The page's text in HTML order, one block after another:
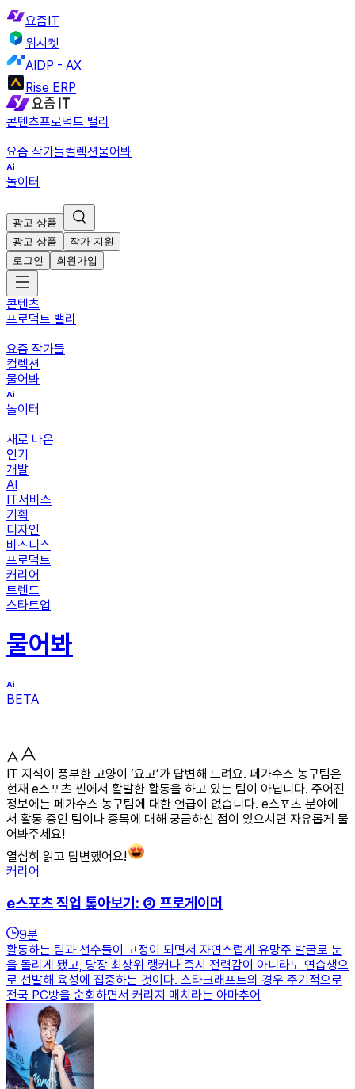
요즘IT
위시켓
AIDP - AX
Rise ERP
콘텐츠프로덕트 밸리
요즘 작가들컬렉션물어봐
놀이터
광고 상품
광고 상품
작가 지원
로그인
회원가입
콘텐츠
프로덕트 밸리
요즘 작가들
컬렉션
물어봐
놀이터
새로 나온
인기
개발
AI
IT서비스
기획
디자인
비즈니스
프로덕트
커리어
트렌드
스타트업
물어봐
BETA
IT 지식이 풍부한 고양이 ‘요고’가 답변해 드려요. 페가수스 농구팀은
현재 e스포츠 씬에서 활발한 활동을 하고 있는 팀이 아닙니다. 주어진
정보에는 페가수스 농구팀에 대한 언급이 없습니다. e스포츠 분야에
서 활동 중인 팀이나 종목에 대해 궁금하신 점이 있으시면 자유롭게 물
어봐주세요!
열심히 읽고 답변했어요!
커리어
e스포츠 직업 톺아보기: ② 프로게이머
9분
활동하는 팀과 선수들이 고정이 되면서 자연스럽게 유망주 발굴로 눈
을 돌리게 됐고, 당장 최상위 랭커나 즉시 전력감이 아니라도 연습생으
로 선발해 육성에 집중하는 것이다. 스타크래프트의 경우 주기적으로
전국 PC방을 순회하면서 커리지 매치라는 아마추어